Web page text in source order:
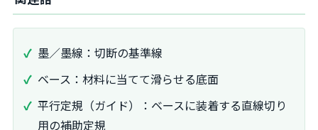
墨／墨線：切断の基準線
ベース：材料に当てて滑らせる底面
平行定規（ガイド）：ベースに装着する直線切り
用の補助定規